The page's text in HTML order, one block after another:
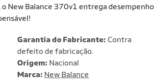
o New Balance 370v1 entrega desempenho
Garantia do Fabricante: Contra
defeito de fabricação.
Origem: Nacional
Marca: New Balance